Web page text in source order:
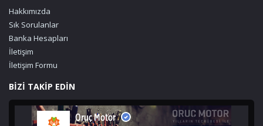
Hakkımızda
Sık Sorulanlar
Banka Hesapları
İletişim
İletişim Formu
BİZİ TAKİP EDİN